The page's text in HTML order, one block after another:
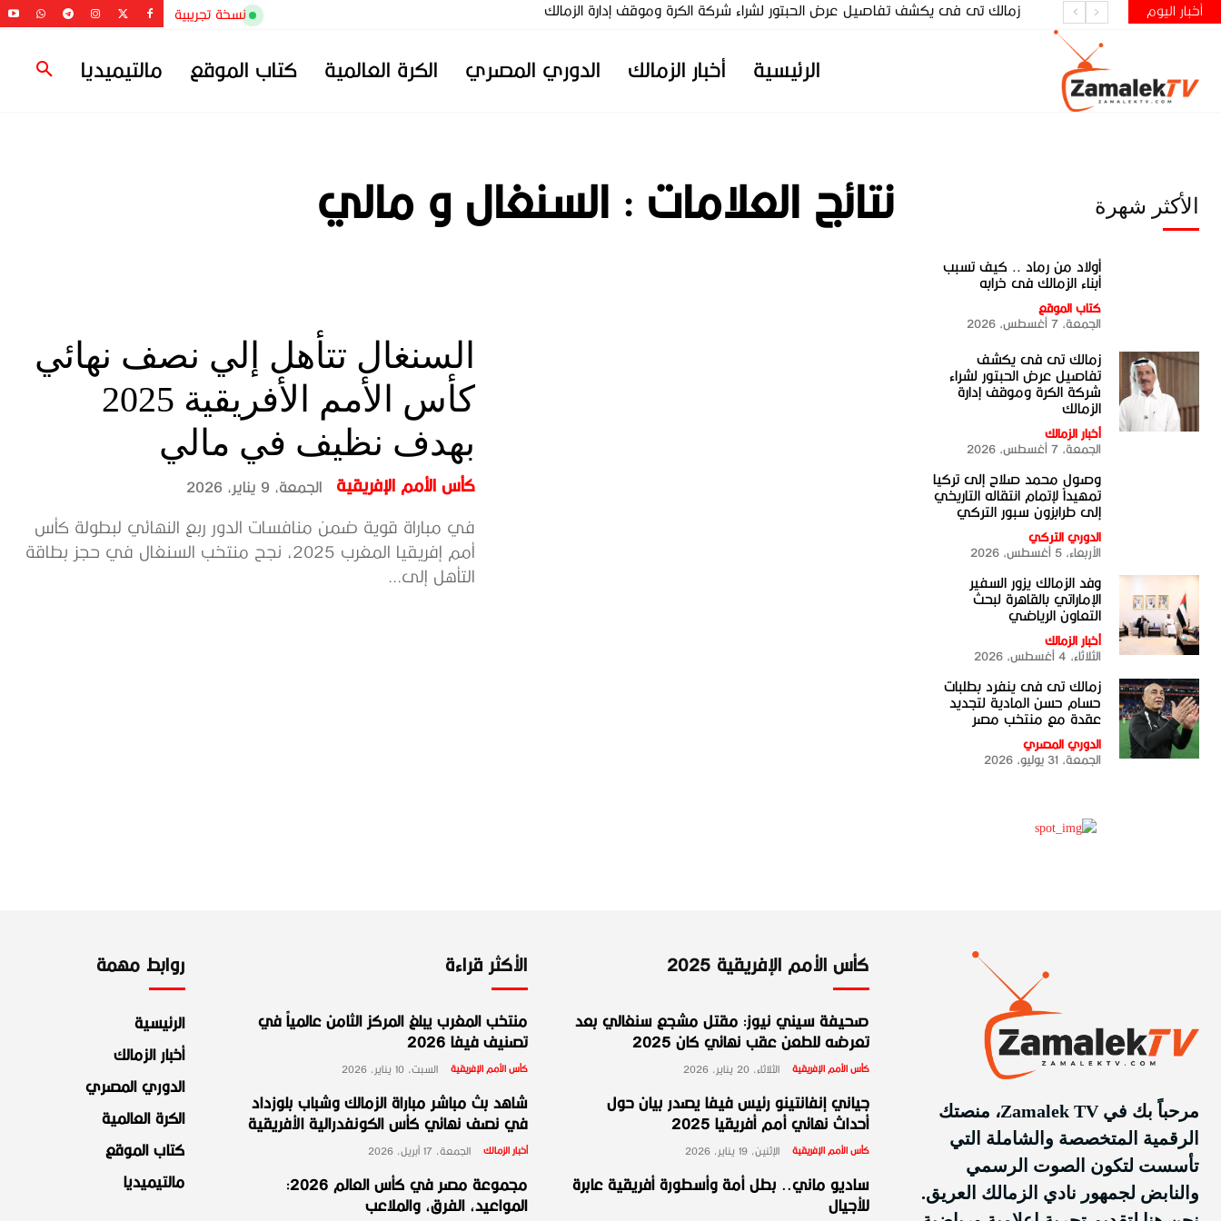
نسخة تجريبية أخبار اليوم زمالك تى فى يكشف تفاصيل عرض الحبتور لشراء شركة الكرة وموقف إدارة الزمالك
الرئيسية أخبار الزمالك الدوري المصري الكرة العالمية كتاب الموقع مالتيميديا
نتائج العلامات : السنغال و مالي
السنغال تتأهل إلي نصف نهائي
كأس الأمم الأفريقية 2025
بهدف نظيف في مالي
كأس الأمم الإفريقية الجمعة، 9 يناير، 2026
في مباراة قوية ضمن منافسات الدور ربع النهائي لبطولة كأس
أمم إفريقيا المغرب 2025، نجح منتخب السنغال في حجز بطاقة
التأهل إلى...
الأكثر شهرة
أولاد من رماد .. كيف تسبب
أبناء الزمالك فى خرابه
كتاب الموقع
الجمعة، 7 أغسطس، 2026
زمالك تى فى يكشف
تفاصيل عرض الحبتور لشراء
شركة الكرة وموقف إدارة
الزمالك
أخبار الزمالك
الجمعة، 7 أغسطس، 2026
وصول محمد صلاح إلى تركيا
تمهيداً لإتمام انتقاله التاريخي
إلى طرابزون سبور التركي
الدوري التركي
الأربعاء، 5 أغسطس، 2026
وفد الزمالك يزور السفير
الإماراتي بالقاهرة لبحث
التعاون الرياضي
أخبار الزمالك
الثلاثاء، 4 أغسطس، 2026
زمالك تى فى ينفرد بطلبات
حسام حسن المادية لتجديد
عقدة مع منتخب مصر
الدوري المصري
الجمعة، 31 يوليو، 2026
روابط مهمة
الرئيسية
أخبار الزمالك
الدوري المصري
الكرة العالمية
كتاب الموقع
مالتيميديا
الأكثر قراءة
منتخب المغرب يبلغ المركز الثامن عالمياً في
تصنيف فيفا 2026
كأس الأمم الإفريقية السبت، 10 يناير، 2026
شاهد بث مباشر مباراة الزمالك وشباب بلوزداد
في نصف نهائي كأس الكونفدرالية الأفريقية
أخبار الزمالك الجمعة، 17 أبريل، 2026
مجموعة مصر في كأس العالم 2026:
المواعيد، الفرق، والملاعب
كأس الأمم الإفريقية 2025
صحيفة سيني نيوز: مقتل مشجع سنغالي بعد
تعرضه للطعن عقب نهائي كان 2025
كأس الأمم الإفريقية الثلاثاء، 20 يناير، 2026
جياني إنفانتينو رئيس فيفا يصدر بيان حول
أحداث نهائي أمم أفريقيا 2025
كأس الأمم الإفريقية الإثنين، 19 يناير، 2026
ساديو ماني.. بطل أمة وأسطورة أفريقية عابرة
للأجيال
مرحباً بك في Zamalek TV، منصتك
الرقمية المتخصصة والشاملة التي
تأسست لتكون الصوت الرسمي
والنابض لجمهور نادي الزمالك العريق.